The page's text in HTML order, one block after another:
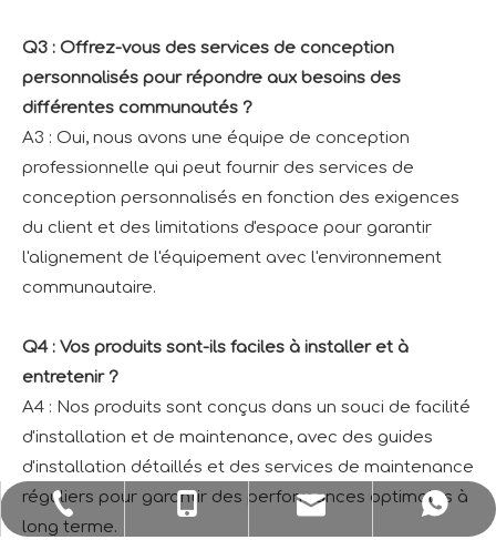
Q3 : Offrez-vous des services de conception
personnalisés pour répondre aux besoins des
différentes communautés ?
A3 : Oui, nous avons une équipe de conception
professionnelle qui peut fournir des services de
conception personnalisés en fonction des exigences
du client et des limitations d'espace pour garantir
l'alignement de l'équipement avec l'environnement
communautaire.
Q4 : Vos produits sont-ils faciles à installer et à
entretenir ?
A4 : Nos produits sont conçus dans un souci de facilité
d'installation et de maintenance, avec des guides
d'installation détaillés et des services de maintenance
réguliers pour garantir des performances optimales à
long terme.
+86-577-67499999
+86-18066498819
sale1@huaxiatoys.com
+8618066498819